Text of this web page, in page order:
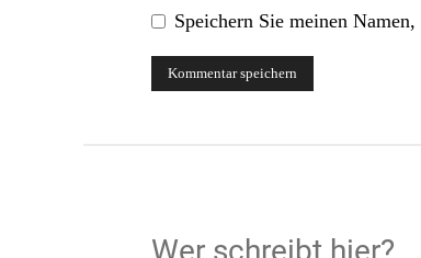
Speichern Sie meinen